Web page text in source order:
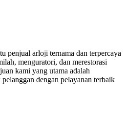
penjual arloji ternama dan terpercaya
menguratori, dan merestorasi
kami yang utama adalah
dengan pelayanan terbaik